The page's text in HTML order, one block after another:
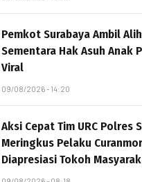
Pemkot Surabaya Ambil Alih
Sementara Hak Asuh Anak
Viral
09/08/2026 - 14:20
Aksi Cepat Tim URC Polres
Meringkus Pelaku Curanmor
Diapresiasi Tokoh